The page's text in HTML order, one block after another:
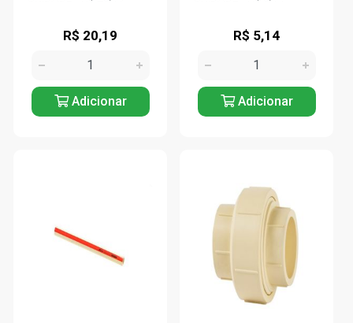
R$ 20,19
Adicionar
R$ 5,14
Adicionar